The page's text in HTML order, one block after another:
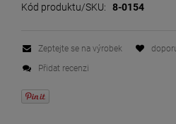
Kód produktu/SKU: 8-0154
Zeptejte se na výrobek
Přidat recenzi